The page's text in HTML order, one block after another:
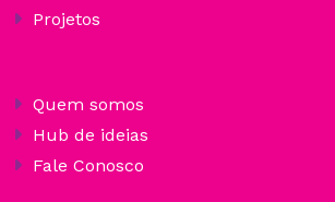
Projetos
Quem somos
Hub de ideias
Fale Conosco